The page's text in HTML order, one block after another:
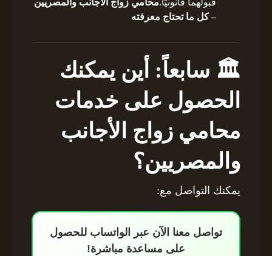
قبولهما قانونيًا.محامي زواج الأجانب والمصريين
– كل ما تحتاج معرفته
🏛️ سابعاً: أين يمكنك
الحصول على خدمات
محامي زواج الأجانب
والمصريين؟
يمكنك التواصل مع:
تواصل معنا الآن عبر الواتساب للحصول
على مساعدة مباشرة!